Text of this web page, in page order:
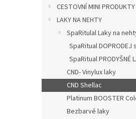
CESTOVNÍ MINI PRODUKTY
LAKY NA NEHTY
SpaRitulal Laky na
SpaRitual
SpaRitual PRODYŠNÉ
CND- Vinylux laky
CND Shellac
Platinum BOOSTER
Bezbarvé laky